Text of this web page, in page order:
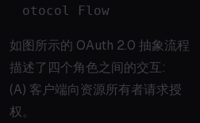
otocol Flow
如图所示的 OAuth 2.0 抽象流程
描述了四个角色之间的交互:
(A) 客户端向资源所有者请求授
权。